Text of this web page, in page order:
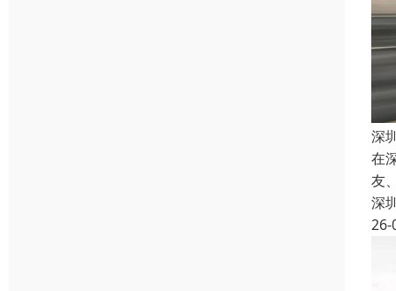
深
在
友
深
26-